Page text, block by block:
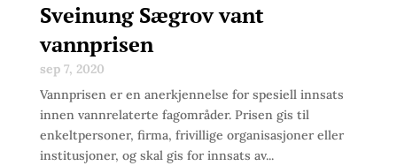
Sveinung Sægrov vant
vannprisen
sep 7, 2020
Vannprisen er en anerkjennelse for spesiell innsats
innen vannrelaterte fagområder. Prisen gis til
enkeltpersoner, firma, frivillige organisasjoner eller
institusjoner, og skal gis for innsats av...